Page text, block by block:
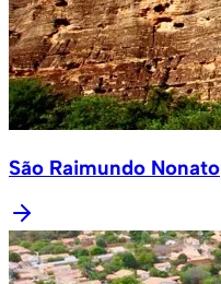
São Raimundo Nonato